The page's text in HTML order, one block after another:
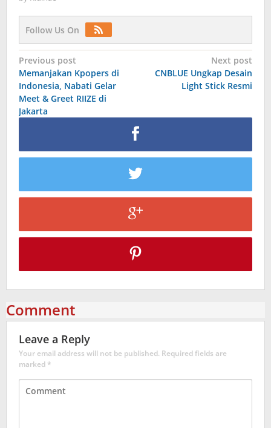
Follow Us On
Post
navigation
Previous post
Memanjakan Kpopers di
Indonesia, Nabati Gelar
Meet & Greet RIIZE di
Jakarta
Next post
CNBLUE Ungkap Desain
Light Stick Resmi
Comment
Leave a Reply
Your email address will not be published. Required fields are
marked*